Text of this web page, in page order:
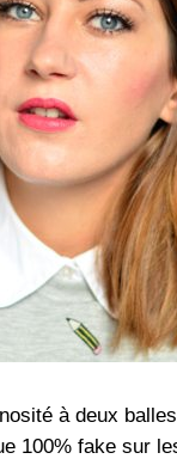
à deux
100% fake sur